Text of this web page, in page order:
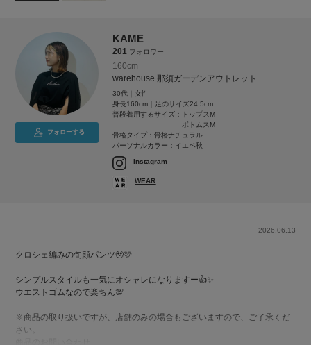
フォローする
KAME
201 フォロワー
160cm
warehouse 那須ガーデンアウトレット
30代｜女性
身長160cm｜足のサイズ24.5cm
普段着用するサイズ：
トップスM
ボトムスM
骨格タイプ：骨格ナチュラル
パーソナルカラー：イエベ秋
Instagram
WEAR
2026.06.13
クロシェ編みの旬顔パンツ🥹🩷
シンプルスタイルも一気にオシャレになりますー👍✨
ウエストゴムなので楽ちん💯
※商品の取り扱いですが、店舗のみの場合もございますので、ご了承くだ
さい。